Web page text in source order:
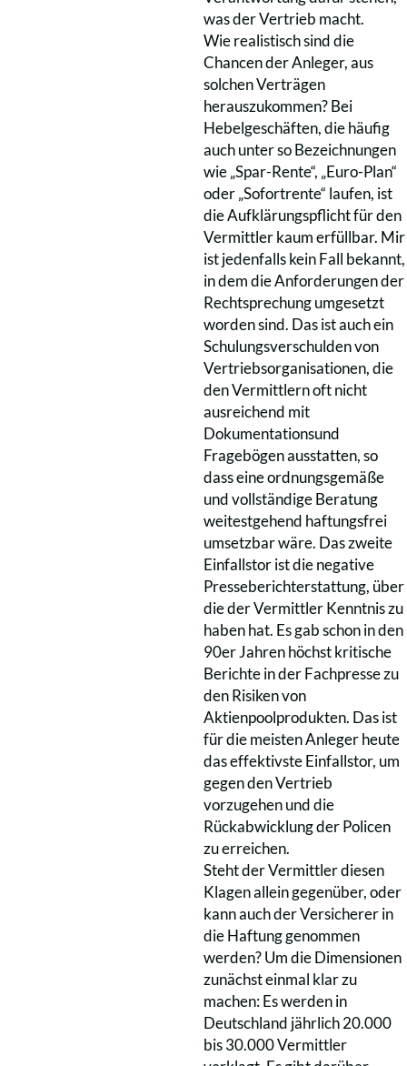
was der Vertrieb macht.
Wie realistisch sind die
Chancen der Anleger, aus
solchen Verträgen
herauszukommen? Bei
Hebelgeschäften, die häufig
auch unter so Bezeichnungen
wie „Spar-Rente“, „Euro-Plan“
oder „Sofortrente“ laufen, ist
die Aufklärungspflicht für den
Vermittler kaum erfüllbar. Mir
ist jedenfalls kein Fall bekannt,
in dem die Anforderungen der
Rechtsprechung umgesetzt
worden sind. Das ist auch ein
Schulungsverschulden von
Vertriebsorganisationen, die
den Vermittlern oft nicht
ausreichend mit
Dokumentationsund
Fragebögen ausstatten, so
dass eine ordnungsgemäße
und vollständige Beratung
weitestgehend haftungsfrei
umsetzbar wäre. Das zweite
Einfallstor ist die negative
Presseberichterstattung, über
die der Vermittler Kenntnis zu
haben hat. Es gab schon in den
90er Jahren höchst kritische
Berichte in der Fachpresse zu
den Risiken von
Aktienpoolprodukten. Das ist
für die meisten Anleger heute
das effektivste Einfallstor, um
gegen den Vertrieb
vorzugehen und die
Rückabwicklung der Policen
zu erreichen.
Steht der Vermittler diesen
Klagen allein gegenüber, oder
kann auch der Versicherer in
die Haftung genommen
werden? Um die Dimensionen
zunächst einmal klar zu
machen: Es werden in
Deutschland jährlich 20.000
bis 30.000 Vermittler